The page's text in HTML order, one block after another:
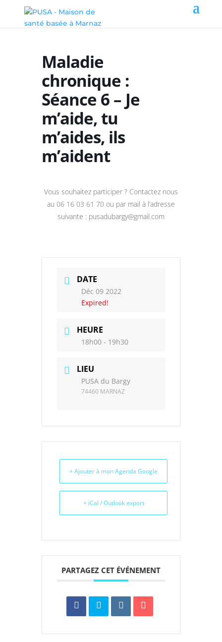
Maladie
chronique :
Séance 6 – Je
m’aide, tu
m’aides, ils
m’aident
Vous souhaitez participer ? Contactez nous
au 06 16 03 61 70 ou par mail à l’adresse
suivante : pusadubargy@gmail.com
DATE
Déc 09 2022
Expired!
HEURE
18h00 - 19h30
LIEU
PUSA du Bargy
74460 MARNAZ
+ Ajouter à mon Agenda Google
+ iCal / Outlook export
PARTAGEZ CET ÉVÉNEMENT